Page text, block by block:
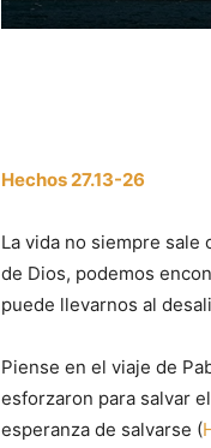
Hechos 27.13-26
La vida no siempre
de Dios, podemos
puede llevarnos al
Piense en el viaje de
esforzaron para salvar
esperanza de salvarse (